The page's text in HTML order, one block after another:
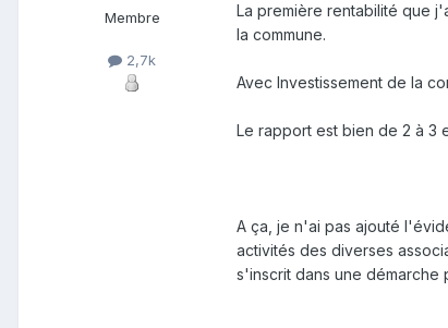
Membre
2,7k
La première rentabilité que
la commune.
Avec Investissement de la
Le rapport est bien de 2 à 3
A ça, je n'ai pas ajouté
activités des diverses
s'inscrit dans une démarche